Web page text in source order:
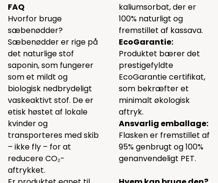
FAQ
Hvorfor bruge
sæbenødder?
Sæbenødder er rige på
det naturlige stof
saponin, som fungerer
som et mildt og
biologisk nedbrydeligt
vaskeaktivt stof. De er
etisk høstet af lokale
kvinder og
transporteres med skib
– ikke fly – for at
reducere CO₂-
aftrykket.
kaliumsorbat, der er
100% naturligt og
fremstillet af kassava.
EcoGarantie:
Produktet bærer det
prestigefyldte
EcoGarantie certifikat,
som bekræfter et
minimalt økologisk
aftryk.
Ansvarlig emballage:
Flasken er fremstillet af
95% genbrugt og 100%
genanvendeligt PET.